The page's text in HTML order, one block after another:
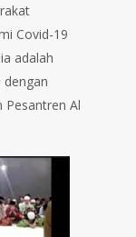
Covid-19
adalah
Pesantren Al